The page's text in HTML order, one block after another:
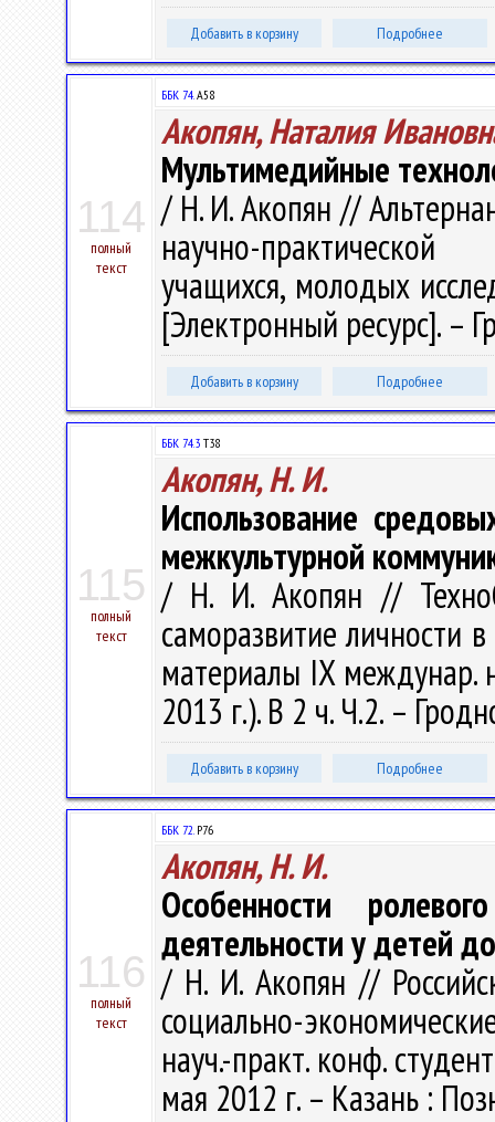
Добавить в корзину Подробнее
114
полный
текст
ББК 74.А58
Акопян, Наталия
Мультимедийные
/ Н. И. Акопян //
научно-
учащихся, молодых
[Электронный ресурс]. –
Добавить в корзину Подробнее
115
полный
текст
ББК 74.3 Т38
Акопян, Н. И.
Использование
межкультурной
/ Н. И. Акопян //
саморазвитие личности
материалы IX междунар.
2013 г.). В 2 ч. Ч.2. –
Добавить в корзину Подробнее
116
полный
текст
ББК 72.Р76
Акопян, Н. И.
Особенности
деятельности у детей
/ Н. И. Акопян //
социально-
науч.-практ. конф.
мая 2012 г. – Казань :